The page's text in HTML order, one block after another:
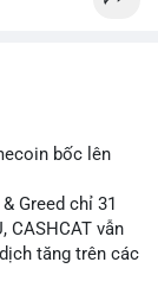
bốc lên
Greed chỉ 31
CASHCAT vẫn
tăng trên các